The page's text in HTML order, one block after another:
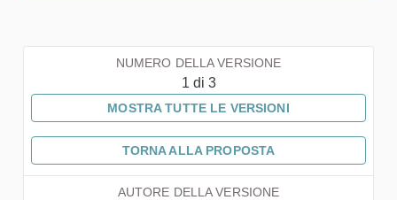
NUMERO DELLA VERSIONE
1 di 3
MOSTRA TUTTE LE VERSIONI
TORNA ALLA PROPOSTA
AUTORE DELLA VERSIONE